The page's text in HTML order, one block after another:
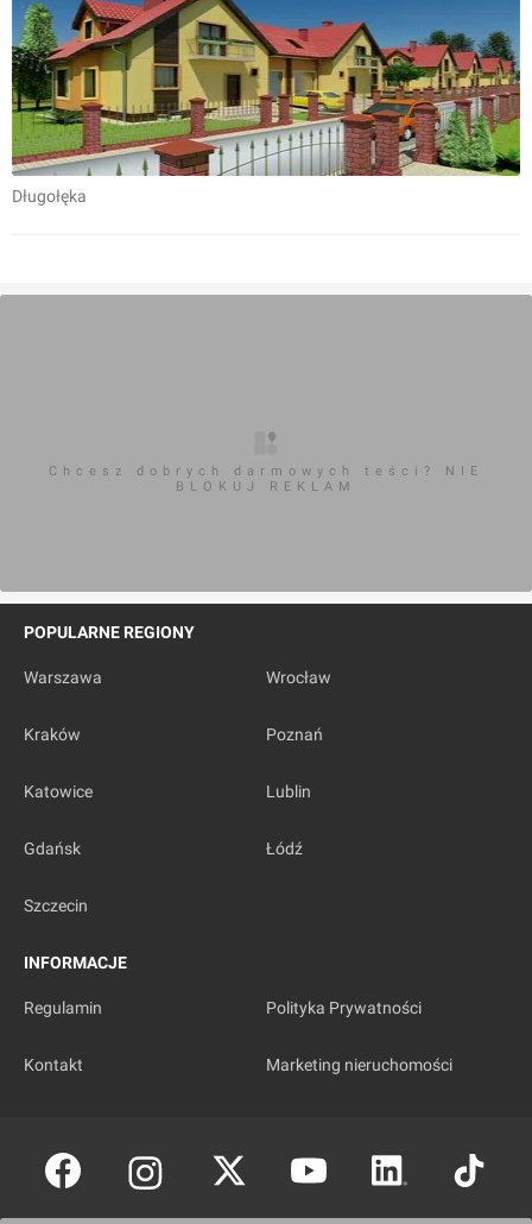
Długołęka
Chcesz dobrych darmowych teści? NIE
BLOKUJ REKLAM
POPULARNE REGIONY
Warszawa Wrocław
Kraków Poznań
Katowice Lublin
Gdańsk Łódź
Szczecin
INFORMACJE
Regulamin Polityka Prywatności
Kontakt Marketing nieruchomości